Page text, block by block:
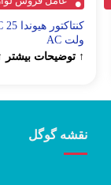
ولت AC
↑ توضیحات بیشتر
نقشه گوگل